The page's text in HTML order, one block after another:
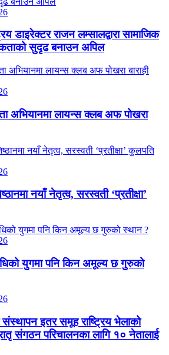
डाइरेक्टर राजन लम्सालद्वारा सामाजिक
सुदृढ बनाउन अपिल
अभियानमा लायन्स क्लब अफ पोखरा
नयाँ नेतृत्व, सरस्वती ‘प्रतीक्षा’
युगमा पनि किन अमूल्य छ गुरुको
इतर समूह राष्ट्रिय भेलाको
संगठन परिचालनका लागि १० नेतालाई